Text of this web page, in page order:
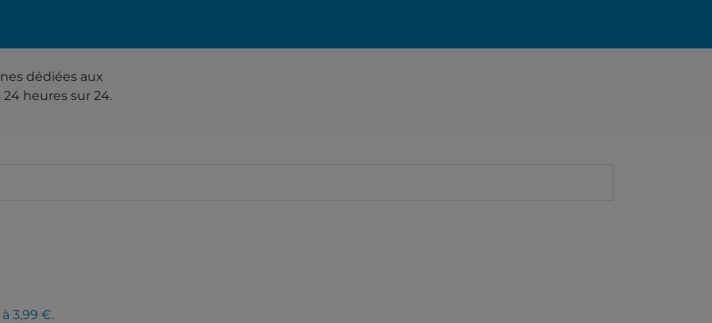
dédiées aux
heures sur 24.
à 3,99 €.